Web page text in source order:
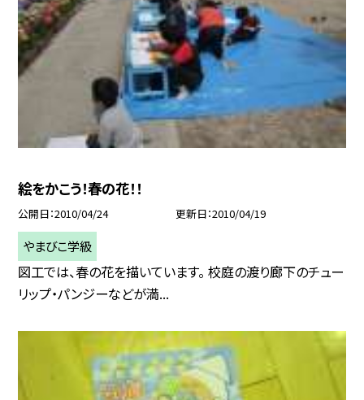
絵をかこう！春の花！！
公開日 2010/04/24 更新日 2010/04/19
やまびこ学級
図工では、春の花を描いています。 校庭の渡り廊下のチュー
リップ・パンジーなどが満...